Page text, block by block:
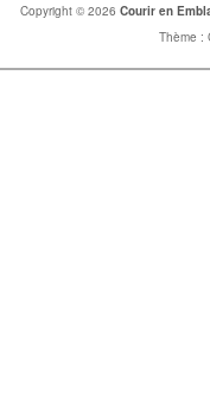
Copyright © 2026 Courir en
Thème :